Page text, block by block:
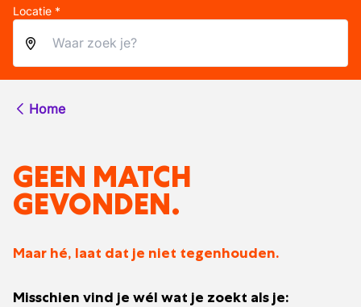
Locatie *
Home
GEEN MATCH
GEVONDEN.
Maar hé, laat dat je niet tegenhouden.
Misschien vind je wél wat je zoekt als je: